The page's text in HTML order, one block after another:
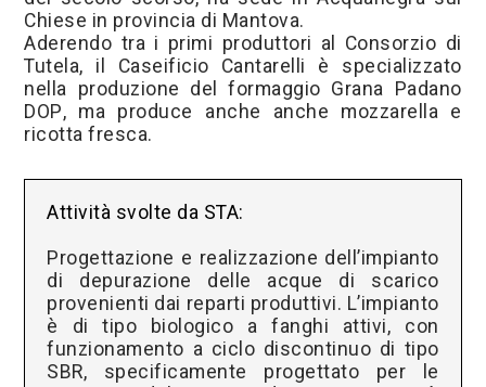
Chiese in provincia di Mantova.
Aderendo tra i primi produttori al Consorzio di
Tutela, il Caseificio Cantarelli è specializzato
nella produzione del formaggio Grana Padano
DOP, ma produce anche anche mozzarella e
ricotta fresca.
Attività svolte da STA:
Progettazione e realizzazione dell’impianto
di depurazione delle acque di scarico
provenienti dai reparti produttivi. L’impianto
è di tipo biologico a fanghi attivi, con
funzionamento a ciclo discontinuo di tipo
SBR, specificamente progettato per le